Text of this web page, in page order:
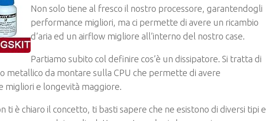
Non solo tiene al fresco il nostro processore, garantendogli
performance migliori, ma ci permette di avere un ricambio
d’aria ed un airflow migliore all’interno del nostro case.
Partiamo subito col definire cos’è un dissipatore. Si tratta di
metallico da montare sulla CPU che permette di avere
migliori e longevità maggiore.
ti è chiaro il concetto, ti basti sapere che ne esistono di diversi tipi e